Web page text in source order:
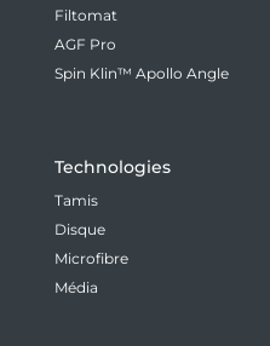
Filtomat
AGF Pro
Spin Klin™ Apollo Angle
Technologies
Tamis
Disque
Microfibre
Média